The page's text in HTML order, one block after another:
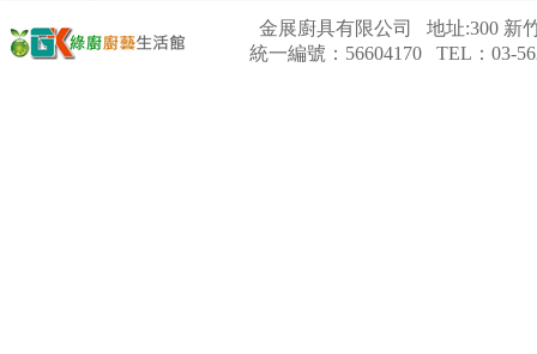
金展廚具有限公司 地址:300 新
統一編號：56604170 TEL：03-